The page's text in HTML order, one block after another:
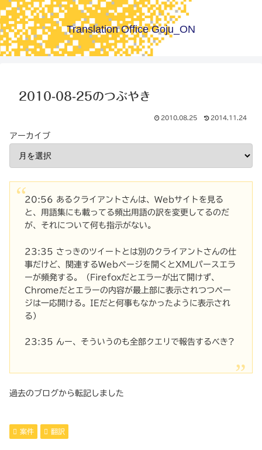
Translation Office Goju_ON
2010-08-25のつぶやき
2010.08.25 2014.11.24
アーカイブ
20:56 あるクライアントさんは、Webサイトを見る
と、用語集にも載ってる頻出用語の訳を変更してるのだ
が、それについて何も指示がない。
23:35 さっきのツイートとは別のクライアントさんの仕
事だけど、関連するWebページを開くとXMLパースエラ
ーが頻発する。（Firefoxだとエラーが出て開けず、
Chromeだとエラーの内容が最上部に表示されつつペー
ジは一応開ける。IEだと何事もなかったように表示され
る）
23:35 んー、そういうのも全部クエリで報告するべき?
過去のブログから転記しました
案件 翻訳